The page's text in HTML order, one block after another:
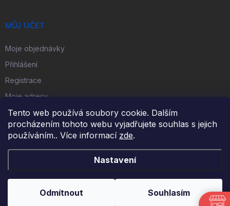
Tento web používá soubory cookie. Dalším
procházením tohoto webu vyjadřujete souhlas s jejich
používáním.. Více informací zde.
Nastavení
Odmítnout Souhlasím
MŮJ ÚČET
Moje objednávky
Přihlášení
Registrace
Moje adresy
FACEBOOK
Vytvořil Shoptet
Copyright 2026 iKulečník.cz . Všechna práva vyhrazena.